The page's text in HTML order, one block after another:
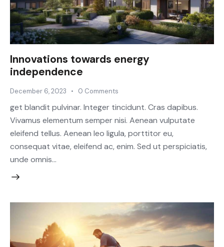
Innovations towards energy
independence
December 6, 2023 0 Comments
get blandit pulvinar. Integer tincidunt. Cras dapibus.
Vivamus elementum semper nisi. Aenean vulputate
eleifend tellus. Aenean leo ligula, porttitor eu,
consequat vitae, eleifend ac, enim. Sed ut perspiciatis,
unde omnis…